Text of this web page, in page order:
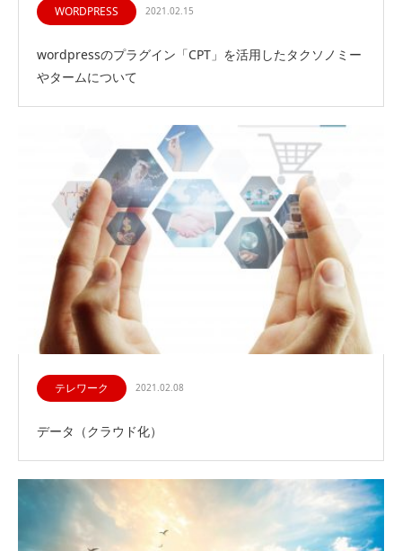
WORDPRESS 2021.02.15
wordpressのプラグイン「CPT」を活用したタクソノミー
やタームについて
テレワーク 2021.02.08
データ（クラウド化）